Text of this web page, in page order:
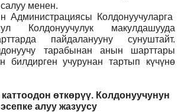
менен.
Администрациясы Колдонуучуларга
Колдонуучулук макулдашууда
пайдаланууну сунуштайт.
тарабынан анын шарттары
билдирген учурунан тартып күчүнө
өткөрүү. Колдонуучунун
эсепке алуу жазуусу